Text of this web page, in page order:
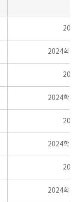
2024학
2024학
2024학
2024학